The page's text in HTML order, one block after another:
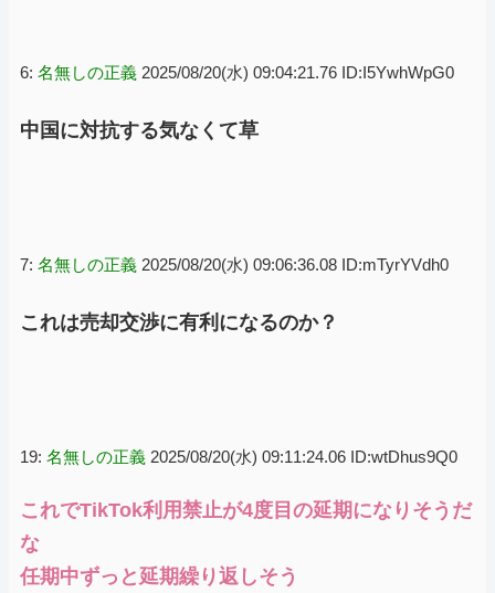
6: 名無しの正義 2025/08/20(水) 09:04:21.76 ID:I5YwhWpG0
中国に対抗する気なくて草
7: 名無しの正義 2025/08/20(水) 09:06:36.08 ID:mTyrYVdh0
これは売却交渉に有利になるのか？
19: 名無しの正義 2025/08/20(水) 09:11:24.06 ID:wtDhus9Q0
これでTikTok利用禁止が4度目の延期になりそうだ
な
任期中ずっと延期繰り返しそう